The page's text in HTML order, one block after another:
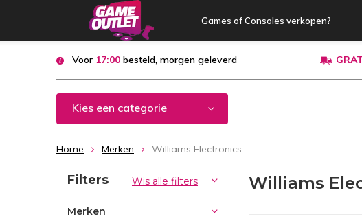
Games of Consoles verkopen?
Voor 17:00 besteld, morgen geleverd
Kies een categorie
Home Merken Williams Electronics
Williams
Sorteren op:
Filters Wis alle filters
Merken